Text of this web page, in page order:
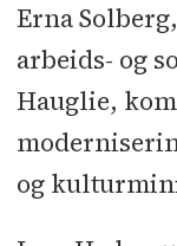
Erna
arbeids- og
Hauglie,
og